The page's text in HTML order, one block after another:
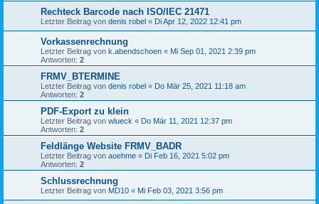
Rechteck Barcode nach ISO/IEC 21471
Letzter Beitrag von denis robel « Di Apr 12, 2022 12:41 pm
Vorkassenrechnung
Letzter Beitrag von k.abendschoen « Mi Sep 01, 2021 2:39 pm
Antworten: 2
FRMV_BTERMINE
Letzter Beitrag von denis robel « Do Mär 25, 2021 11:18 am
Antworten: 2
PDF-Export zu klein
Letzter Beitrag von wlueck « Do Mär 11, 2021 12:37 pm
Antworten: 2
Feldlänge Website FRMV_BADR
Letzter Beitrag von aoehme « Di Feb 16, 2021 5:02 pm
Antworten: 2
Schlussrechnung
Letzter Beitrag von MD10 « Mi Feb 03, 2021 3:56 pm